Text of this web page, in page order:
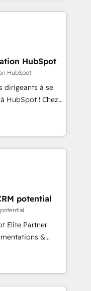
Unlock your
along with deep
to helping
that fit
thrilled to have
leading the
staff has earned
HubSpot
HubSpot
HubSpot
dirigeants à se
HubSpot ! Chez
que la
web,
! C'est
capables de
et le pilotage
données. 🚀
vos logiciels
🎓
potential
Elite Partner
&
AI-ready Website
marketing, sales,